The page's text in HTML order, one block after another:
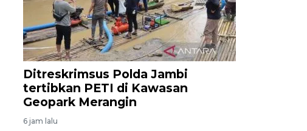
Ditreskrimsus Polda Jambi
tertibkan PETI di Kawasan
Geopark Merangin
6 jam lalu